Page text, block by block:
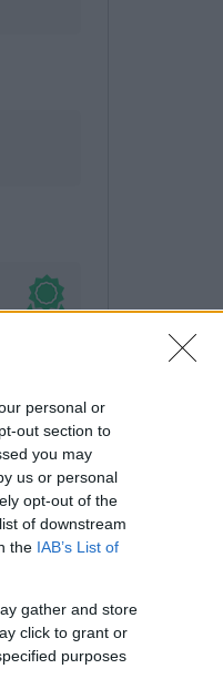
personal or
out section to
you may
us or personal
opt-out of the
of downstream
the IAB’s List of
gather and store
click to grant or
purposes